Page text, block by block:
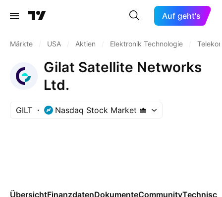
Auf geht's
Märkte USA Aktien Elektronik Technologie
Gilat Satellite Networks
Ltd.
GILT Nasdaq Stock Market
ÜbersichtFinanzdatenDokumenteCommunity